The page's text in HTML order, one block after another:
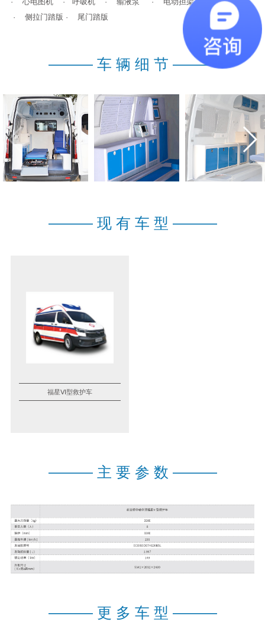
· 侧拉门踏版 · 尾门踏版
——— 车 辆 细 节 ———
——— 现 有 车 型 ———
福星Ⅵ型救护车
——— 主 要 参 数 ———
——— 更 多 车 型 ———